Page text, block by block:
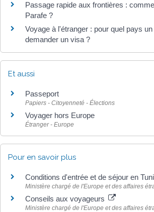
Passage rapide aux frontières :
Parafe ?
Voyage à l'étranger : pour quel pays
demander un visa ?
Et aussi
Passeport
Papiers - Citoyenneté - Élections
Voyager hors Europe
Étranger - Europe
Pour en savoir plus
Conditions d'entrée et de séjour en
Ministère chargé de l'Europe et des affaires
Conseils aux voyageurs
Ministère chargé de l'Europe et des affaires